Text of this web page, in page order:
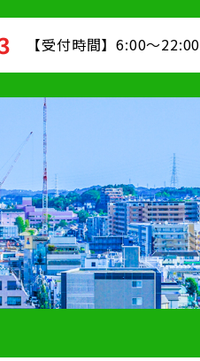
【受付時間】6:00～22:00